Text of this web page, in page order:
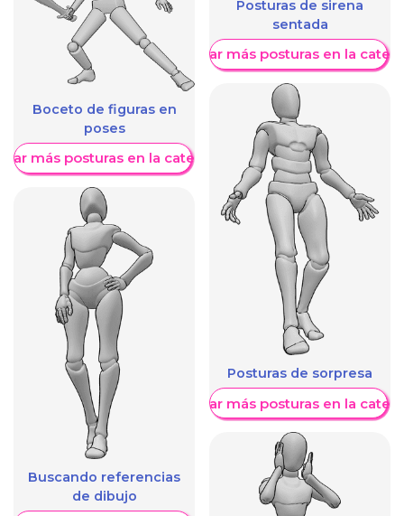
Boceto de figuras en
poses
más posturas en la categoría
Buscando referencias
de dibujo
Posturas de sirena
sentada
Mostrar más posturas en la
Posturas de sorpresa
Mostrar más posturas en la